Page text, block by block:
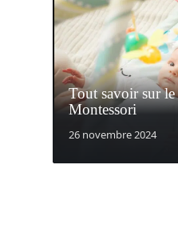
Tout savoir sur
Montessori
26 novembre 2024